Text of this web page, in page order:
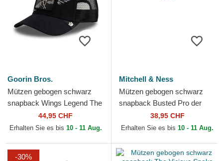
Goorin Bros.
Mützen gebogen schwarz
snapback Wings Legend The
Farm Goorin Bros.
44,95 CHF
Erhalten Sie es bis 10 - 11 Aug.
Mitchell & Ness
Mützen gebogen schwarz
snapback Busted Pro der
Detroit Red Wings NHL von
Mitchell & Ness
38,95 CHF
Erhalten Sie es bis 10 - 11 Aug.
-30%